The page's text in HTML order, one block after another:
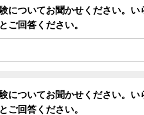
についてお聞かせください。い
ご回答ください。
についてお聞かせください。い
ご回答ください。